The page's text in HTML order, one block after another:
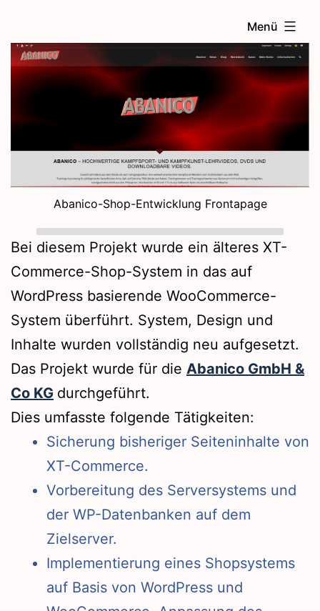
springen
Menü
Abanico-Shop-Entwicklung Frontapage
Bei diesem Projekt wurde ein älteres XT-
Commerce-Shop-System in das auf
WordPress basierende WooCommerce-
System überführt. System, Design und
Inhalte wurden vollständig neu aufgesetzt.
Das Projekt wurde für die Abanico GmbH &
Co KG durchgeführt.
Dies umfasste folgende Tätigkeiten:
Sicherung bisheriger Seiteninhalte von
XT-Commerce.
Vorbereitung des Serversystems und
der WP-Datenbanken auf dem
Zielserver.
Implementierung eines Shopsystems
auf Basis von WordPress und